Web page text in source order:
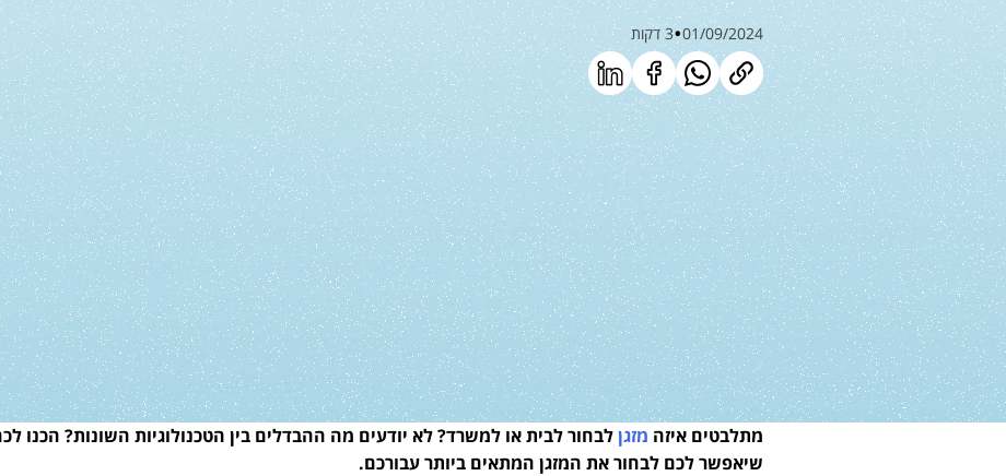
01/09/2024 3 דקות
מתלבטים איזה מזגןלבחור לבית או למשרד? לא יודעים מה ההבדלים בין הטכנולוגיות השונות? הכנו
שיאפשר לכם לבחור את המזגן המתאים ביותר עבורכם.